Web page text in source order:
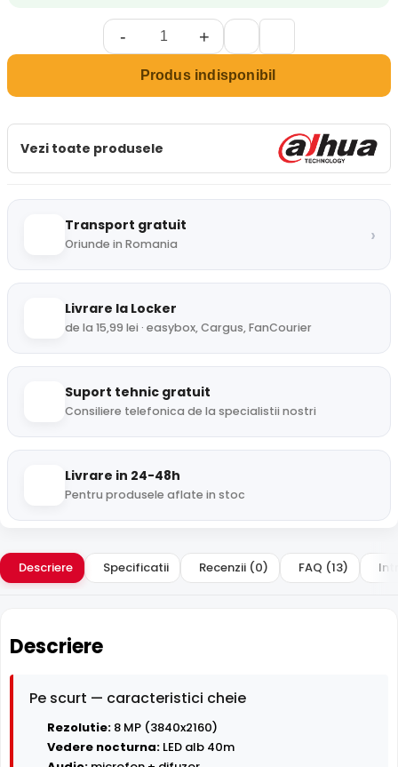
- +
Produs indisponibil
Vezi toate produsele
Transport gratuit
Oriunde in Romania ›
Livrare la Locker
de la 15,99 lei · easybox, Cargus, FanCourier
Suport tehnic gratuit
Consiliere telefonica de la specialistii nostri
Livrare in 24-48h
Pentru produsele aflate in stoc
Descriere Specificatii Recenzii (0) FAQ (13)
Descriere
Pe scurt — caracteristici cheie
Rezolutie: 8 MP (3840x2160)
Vedere nocturna: LED alb 40m